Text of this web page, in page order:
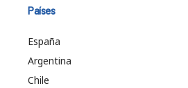
Países
España
Argentina
Chile